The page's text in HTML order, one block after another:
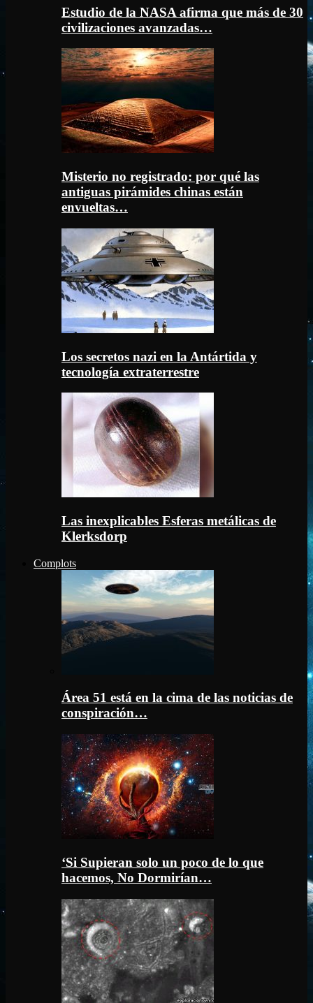
Estudio de la NASA afirma que más de 30
civilizaciones avanzadas…
Misterio no registrado: por qué las
antiguas pirámides chinas están
envueltas…
Los secretos nazi en la Antártida y
tecnología extraterrestre
Las inexplicables Esferas metálicas de
Klerksdorp
Complots
Área 51 está en la cima de las noticias de
conspiración…
‘Si Supieran solo un poco de lo que
hacemos, No Dormirían…